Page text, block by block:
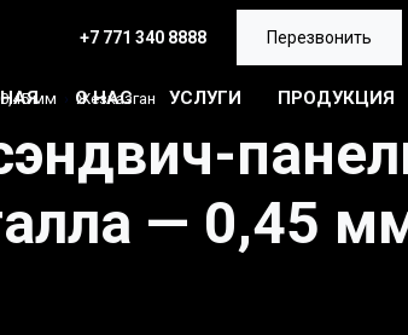
+7 771 340 8888 Перезвонить
О НАС УСЛУГИ ПРОДУКЦИЯ
мм › Жезказган
— 0,45